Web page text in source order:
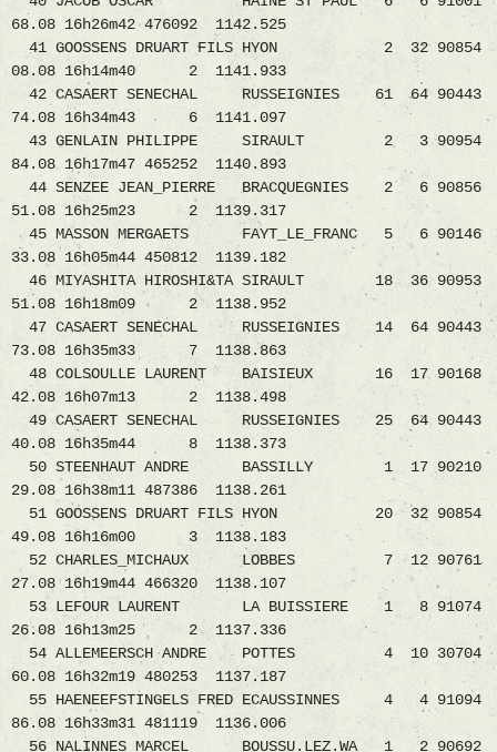
68.08 16h26m42 476092 1142.525
41 GOOSSENS DRUART FILS HYON 2 32 90854
08.08 16h14m40 2 1141.933
42 CASAERT SENECHAL RUSSEIGNIES 61 64 90443
74.08 16h34m43 6 1141.097
43 GENLAIN PHILIPPE SIRAULT 2 3 90954
84.08 16h17m47 465252 1140.893
44 SENZEE JEAN_PIERRE BRACQUEGNIES 2 6 90856
51.08 16h25m23 2 1139.317
45 MASSON MERGAETS FAYT_LE_FRANC 5 6 90146
33.08 16h05m44 450812 1139.182
46 MIYASHITA HIROSHI&TA SIRAULT 18 36 90953
51.08 16h18m09 2 1138.952
47 CASAERT SENECHAL RUSSEIGNIES 14 64 90443
73.08 16h35m33 7 1138.863
48 COLSOULLE LAURENT BAISIEUX 16 17 90168
42.08 16h07m13 2 1138.498
49 CASAERT SENECHAL RUSSEIGNIES 25 64 90443
40.08 16h35m44 8 1138.373
50 STEENHAUT ANDRE BASSILLY 1 17 90210
29.08 16h38m11 487386 1138.261
51 GOOSSENS DRUART FILS HYON 20 32 90854
49.08 16h16m00 3 1138.183
52 CHARLES_MICHAUX LOBBES 7 12 90761
27.08 16h19m44 466320 1138.107
53 LEFOUR LAURENT LA BUISSIERE 1 8 91074
26.08 16h13m25 2 1137.336
54 ALLEMEERSCH ANDRE POTTES 4 10 30704
60.08 16h32m19 480253 1137.187
55 HAENEEFSTINGELS FRED ECAUSSINNES 4 4 91094
86.08 16h33m31 481119 1136.006
56 NALINNES MARCEL BOUSSU.LEZ.WA 1 2 90692